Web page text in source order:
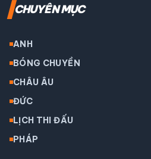
CHUYÊN MỤC
ANH
BÓNG CHUYỀN
CHÂU ÂU
ĐỨC
LỊCH THI ĐẤU
PHÁP